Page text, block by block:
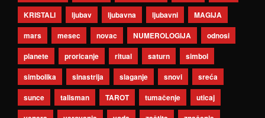
KRISTALI
ljubav ljubavna ljubavni
MAGIJA
mars
mesec novac NUMEROLOGIJA
odnosi
planete
proricanje ritual saturn
simbol
simbolika
sinastrija slaganje snovi
sreća
sunce
talisman TAROT tumačenje
uticaj